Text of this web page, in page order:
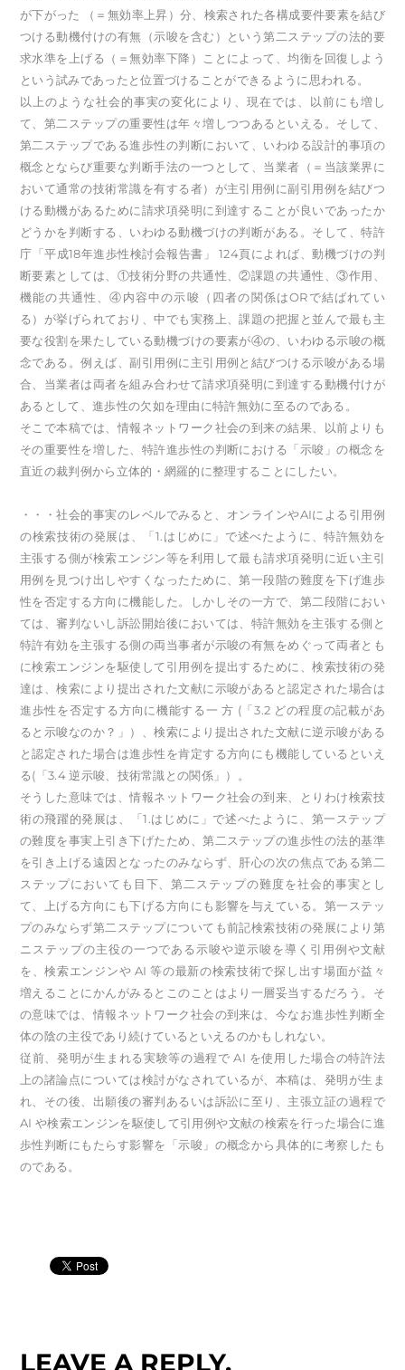
が下がった （＝無効率上昇）分、検索された各構成要件要素を結び
つける動機付けの有無（示唆を含む）という第二ステップの法的要
求水準を上げる（＝無効率下降）ことによって、均衡を回復しよう
という試みであったと位置づけることができるように思われる。
以上のような社会的事実の変化により、現在では、以前にも増し
て、第二ステップの重要性は年々増しつつあるといえる。そして、
第二ステップである進歩性の判断において、いわゆる設計的事項の
概念とならび重要な判断手法の一つとして、当業者（＝当該業界に
おいて通常の技術常識を有する者）が主引用例に副引用例を結びつ
ける動機があるために請求項発明に到達することが良いであったか
どうかを判断する、いわゆる動機づけの判断がある。そして、特許
庁「平成18年進歩性検討会報告書」 124頁によれば、動機づけの判
断要素としては、①技術分野の共通性、②課題の共通性、③作用、
機能の共通性、④内容中の示唆（四者の関係はORで結ばれてい
る）が挙げられており、中でも実務上、課題の把握と並んで最も主
要な役割を果たしている動機づけの要素が④の、いわゆる示唆の概
念である。例えば、副引用例に主引用例と結びつける示唆がある場
合、当業者は両者を組み合わせて請求項発明に到達する動機付けが
あるとして、進歩性の欠如を理由に特許無効に至るのである。
そこで本稿では、情報ネットワーク社会の到来の結果、以前よりも
その重要性を増した、特許進歩性の判断における「示唆」の概念を
直近の裁判例から立体的・網羅的に整理することにしたい。
・・・社会的事実のレベルでみると、オンラインやAIによる引用例
の検索技術の発展は、「1.はじめに」で述べたように、特許無効を
主張する側が検索エンジン等を利用して最も請求項発明に近い主引
用例を見つけ出しやすくなったために、第一段階の難度を下げ進歩
性を否定する方向に機能した。しかしその一方で、第二段階におい
ては、審判ないし訴訟開始後においては、特許無効を主張する側と
特許有効を主張する側の両当事者が示唆の有無をめぐって両者とも
に検索エンジンを駆使して引用例を提出するために、検索技術の発
達は、検索により提出された文献に示唆があると認定された場合は
進歩性を否定する方向に機能する一 方 (「3.2 どの程度の記載があ
ると示唆なのか？」）、検索により提出された文献に逆示唆がある
と認定された場合は進歩性を肯定する方向にも機能しているといえ
る(「3.4 逆示唆、技術常識との関係」）。
そうした意味では、情報ネットワーク社会の到来、とりわけ検索技
術の飛躍的発展は、「1.はじめに」で述べたように、第一ステップ
の難度を事実上引き下げたため、第二ステップの進歩性の法的基準
を引き上げる遠因となったのみならず、肝心の次の焦点である第二
ステップにおいても目下、第二ステップの難度を社会的事実とし
て、上げる方向にも下げる方向にも影響を与えている。第一ステッ
プのみならず第二ステップについても前記検索技術の発展により第
ニステップの主役の一つである示唆や逆示唆を導く引用例や文献
を、検索エンジンや AI 等の最新の検索技術で探し出す場面が益々
増えることにかんがみるとこのことはより一層妥当するだろう。そ
の意味では、情報ネットワーク社会の到来は、今なお進歩性判断全
体の陰の主役であり続けているといえるのかもしれない。
従前、発明が生まれる実験等の過程で AI を使用した場合の特許法
上の諸論点については検討がなされているが、本稿は、発明が生ま
れ、その後、出願後の審判あるいは訴訟に至り、主張立証の過程で
AI や検索エンジンを駆使して引用例や文献の検索を行った場合に進
歩性判断にもたらす影響を「示唆」の概念から具体的に考察したも
のである。
LEAVE A REPLY.